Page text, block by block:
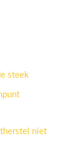
steek
niet